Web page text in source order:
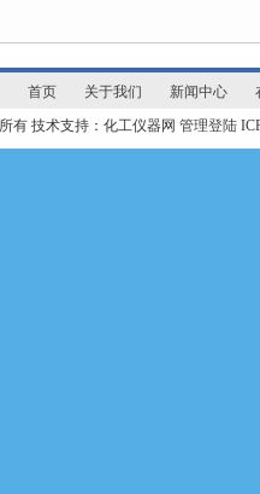
首页 关于我们 新闻中心
有 技术支持：化工仪器网 管理登陆